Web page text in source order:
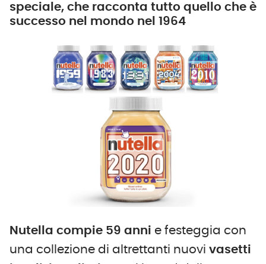
speciale, che racconta tutto quello che è
successo nel mondo nel 1964
Nutella compie 59 anni e festeggia con
una collezione di altrettanti nuovi vasetti